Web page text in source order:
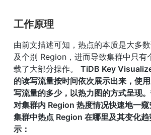
工作原理
由前文描述可知，热点的本质是大多
及个别 Region，进而导致集群中只有
载了大部分操作。 TiDB Key
的读写流量按时间依次展示出来，使
写流量的多少，以热力图的方式呈现
对集群内 Region 热度情况快速地一
集群中热点 Region 在哪里及其变化
示：